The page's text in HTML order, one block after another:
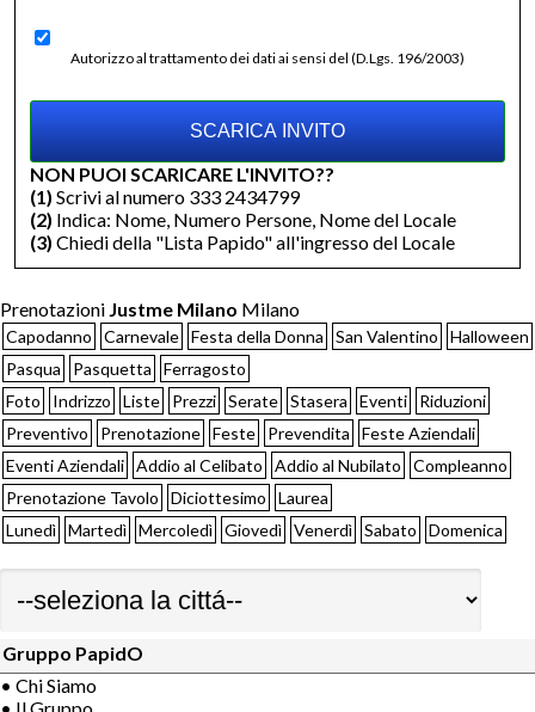
Autorizzo al trattamento dei dati ai sensi del (D.Lgs. 196/2003)
NON PUOI SCARICARE L'INVITO??
(1) Scrivi al numero 333 2434799
(2) Indica: Nome, Numero Persone, Nome del Locale
(3) Chiedi della "Lista Papido" all'ingresso del Locale
Prenotazioni Justme Milano Milano
Capodanno Carnevale Festa della Donna San Valentino
Halloween
Pasqua
Pasquetta
Ferragosto
Foto
Indrizzo Liste Prezzi Serate Stasera Eventi
Riduzioni
Preventivo
Prenotazione Feste Prevendita
Feste Aziendali
Eventi Aziendali Addio al Celibato Addio al Nubilato
Compleanno
Prenotazione Tavolo
Diciottesimo
Laurea
Lunedì Martedì Mercoledì Giovedì Venerdì Sabato Domenica
Gruppo PapidO
• Chi Siamo
• Il Gruppo